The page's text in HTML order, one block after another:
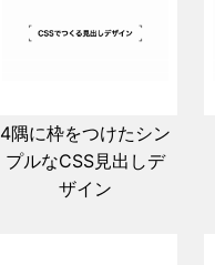
4隅に枠をつけたシン
プルなCSS見出しデ
ザイン